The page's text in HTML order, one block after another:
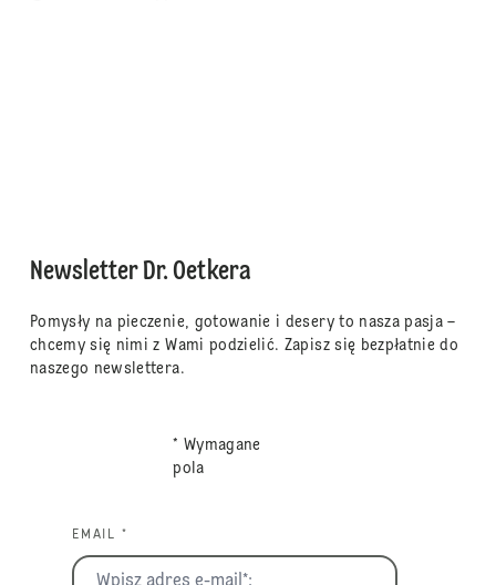
Newsletter Dr. Oetkera
Pomysły na pieczenie, gotowanie i desery to nasza pasja –
chcemy się nimi z Wami podzielić. Zapisz się bezpłatnie do
naszego newslettera.
* Wymagane
pola
EMAIL *